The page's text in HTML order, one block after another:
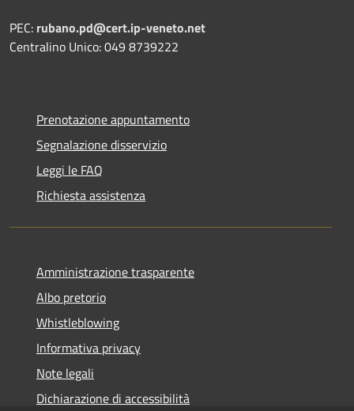
PEC: rubano.pd@cert.ip-veneto.net
Centralino Unico: 049 8739222
Prenotazione appuntamento
Segnalazione disservizio
Leggi le FAQ
Richiesta assistenza
Amministrazione trasparente
Albo pretorio
Whistleblowing
Informativa privacy
Note legali
Dichiarazione di accessibilità